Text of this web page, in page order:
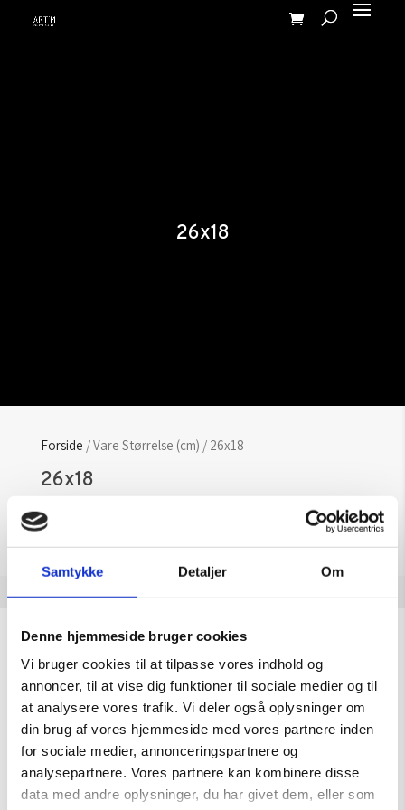
Samtykke Detaljer Om
Denne hjemmeside bruger cookies
Vi bruger cookies til at tilpasse vores indhold og
annoncer, til at vise dig funktioner til sociale medier og til
at analysere vores trafik. Vi deler også oplysninger om
din brug af vores hjemmeside med vores partnere inden
for sociale medier, annonceringspartnere og
analysepartnere. Vores partnere kan kombinere disse
data med andre oplysninger, du har givet dem, eller som
26x18
Forside / Vare Størrelse (cm) / 26x18
26x18
matcher dit valg.
OBS: Galleriet er lukket i uge 29
Mandag – Torsdag:09.00 – 16.00
Fredag:09.00 – 15.30
Lørdag, søndag & helligdage:Lukket